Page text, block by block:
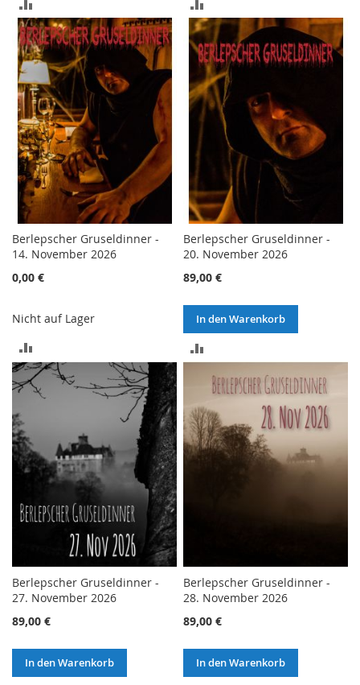
VERGLEICHSLISTE
HINZUFÜGEN
VERGLEICHSLISTE
HINZUFÜGEN
Berlepscher Gruseldinner -
14. November 2026
0,00 €
Nicht auf Lager
VERGLEICHSLISTE
HINZUFÜGEN
Berlepscher Gruseldinner -
20. November 2026
89,00 €
In den Warenkorb
VERGLEICHSLISTE
HINZUFÜGEN
Berlepscher Gruseldinner -
27. November 2026
89,00 €
In den Warenkorb
Berlepscher Gruseldinner -
28. November 2026
89,00 €
In den Warenkorb